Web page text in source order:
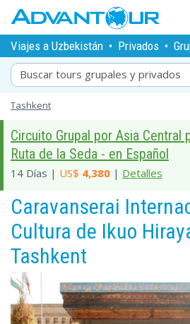
Viajes a Uzbekistán • Privados •
Buscar tours grupales y privados
Tashkent
Circuito Grupal por Asia Central
Ruta de la Seda - en Español
14 Días | US$ 4,380 | Detalles
Caravanserai
Cultura de Ikuo
Tashkent